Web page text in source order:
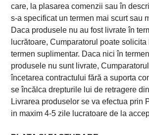
care, la plasarea comenzii sau în
s-a specificat un termen mai scurt sau
Daca produsele nu au fost livrate în
lucrătoare, Cumparatorul poate
termen suplimentar. Daca nici în
produsele nu sunt livrate,
încetarea contractului fără a suporta
se încălca drepturile lui de retragere
Livrarea produselor se va efectua prin
in maxim 4-5 zile lucratoare de la